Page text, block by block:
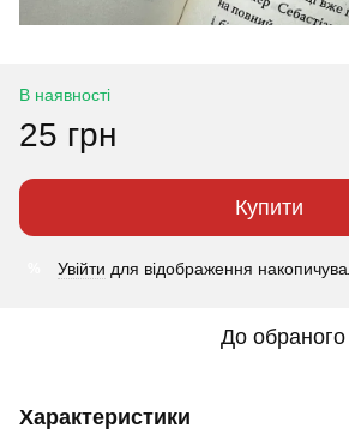
В наявності
25 грн
Купити
Увійти для відображення
До обраного
Характеристики